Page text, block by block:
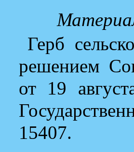
Герб
решением
от 19
15407.